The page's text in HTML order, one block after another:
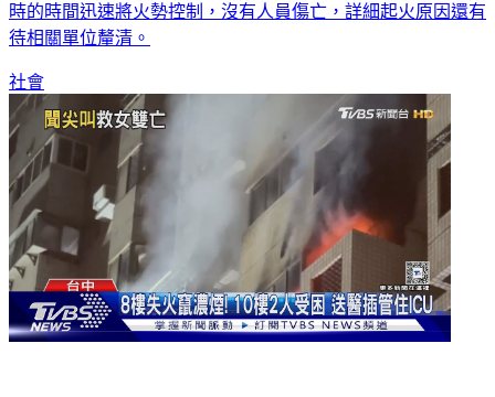
時的時間迅速將火勢控制，沒有人員傷亡，詳細起火原因還有
待相關單位釐清。
社會